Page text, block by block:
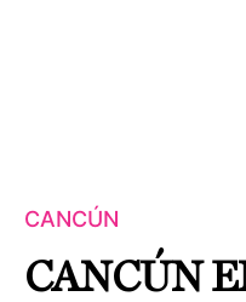
CANCÚN
CANCÚN